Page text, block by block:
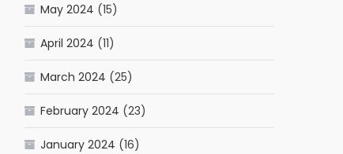
May 2024 (15)
April 2024 (11)
March 2024 (25)
February 2024 (23)
January 2024 (16)